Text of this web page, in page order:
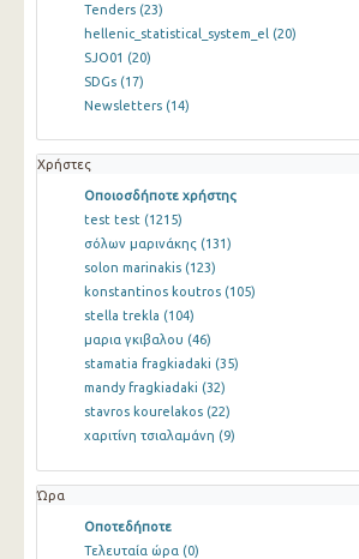
Tenders (23)
hellenic_statistical_system_el (20)
SJO01 (20)
SDGs (17)
Newsletters (14)
Χρήστες
Οποιοσδήποτε χρήστης
test test (1215)
σόλων μαρινάκης (131)
solon marinakis (123)
konstantinos koutros (105)
stella trekla (104)
μαρια γκιβαλου (46)
stamatia fragkiadaki (35)
mandy fragkiadaki (32)
stavros kourelakos (22)
χαριτίνη τσιαλαμάνη (9)
Ώρα
Οποτεδήποτε
Τελευταία ώρα (0)